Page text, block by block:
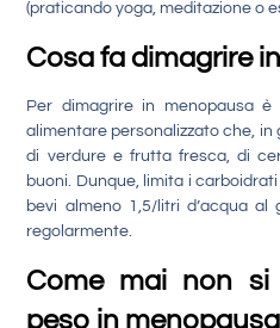
(praticando yoga, meditazione o
Cosa fa dimagrire
Per dimagrire in menopausa
alimentare personalizzato che, in
di verdure e frutta fresca, di
buoni. Dunque, limita i
bevi almeno 1,5/litri d’acqua
regolarmente.
Come mai non si
peso in